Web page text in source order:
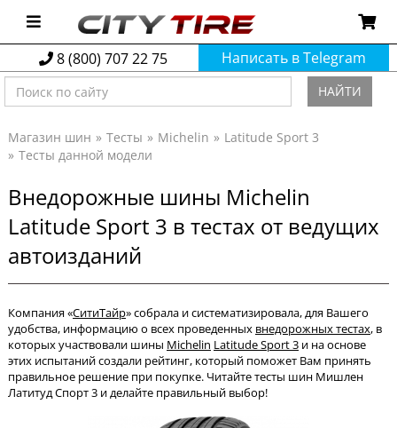
8 (800) 707 22 75 Написать в Telegram
НАЙТИ
Магазин шин Тесты Michelin
Latitude Sport 3
Тесты данной модели
Внедорожные шины Michelin
Latitude Sport 3 в тестах от ведущих
автоизданий
Компания «СитиТайр» собрала и систематизировала, для Вашего
удобства, информацию о всех проведенных внедорожных тестах, в
которых участвовали шины Michelin Latitude Sport 3 и на основе
этих испытаний создали рейтинг, который поможет Вам принять
правильное решение при покупке. Читайте тесты шин Мишлен
Латитуд Спорт 3 и делайте правильный выбор!